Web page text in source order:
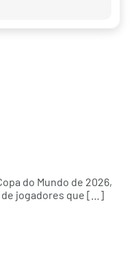
do Mundo de 2026,
jogadores que […]